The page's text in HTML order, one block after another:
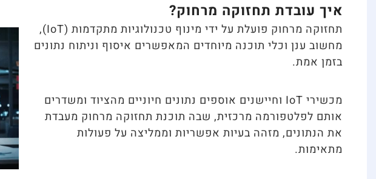
איך עובדת תחזוקה מרחוק?
תחזוקה מרחוק פועלת על ידי מינוף טכנולוגיות מתקדמות (IoT),
מחשוב ענן וכלי תוכנה מיוחדים המאפשרים איסוף וניתוח נתונים
בזמן אמת.
מכשירי IoT וחיישנים אוספים נתונים חיוניים מהציוד ומשדרים
אותם לפלטפורמה מרכזית, שבה תוכנת תחזוקה מרחוק מעבדת
את הנתונים, מזהה בעיות אפשריות וממליצה על פעולות
מתאימות.